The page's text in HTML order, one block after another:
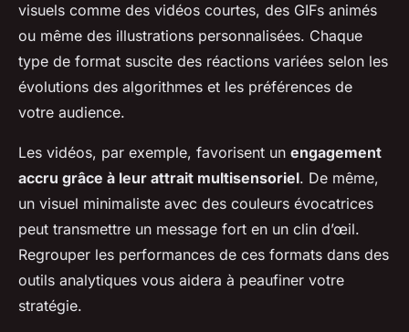
visuels comme des vidéos courtes, des GIFs animés
ou même des illustrations personnalisées. Chaque
type de format suscite des réactions variées selon les
évolutions des algorithmes et les préférences de
votre audience.
Les vidéos, par exemple, favorisent un engagement
accru grâce à leur attrait multisensoriel. De même,
un visuel minimaliste avec des couleurs évocatrices
peut transmettre un message fort en un clin d’œil.
Regrouper les performances de ces formats dans des
outils analytiques vous aidera à peaufiner votre
stratégie.